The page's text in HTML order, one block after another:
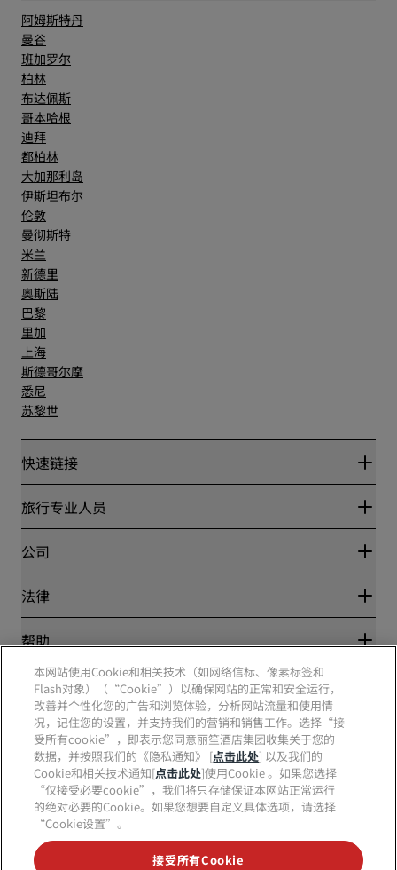
阿姆斯特丹
曼谷
班加罗尔
柏林
布达佩斯
哥本哈根
迪拜
都柏林
大加那利岛
伊斯坦布尔
伦敦
曼彻斯特
米兰
新德里
奥斯陆
巴黎
里加
上海
斯德哥尔摩
悉尼
苏黎世
快速链接
丽赏会
Blog
目的地
丽笙酒店集团APP
体育认证酒店
家庭友好型酒店
旅行专业人员
合作伙伴
公司
丽笙酒店集团
工作机会 RHG
工作机会 PPHE
工作机会 EHL
The Club by RHG
发展机会
责任经营
采购
法律
隐私中心
丽赏会条款和条件
网站使用协议
数字无障碍
现代奴隶制声明
帮助
消费者警示
联系方式
常见问题
网站地图
社交媒体
丽笙酒店集团品牌
本网站使用Cookie和相关技术（如网络信标、像素标签和
Flash对象）（“Cookie”）以确保网站的正常和安全运行，
改善并个性化您的广告和浏览体验，分析网站流量和使用情
况，记住您的设置，并支持我们的营销和销售工作。选择“接
受所有cookie”，即表示您同意丽笙酒店集团收集关于您的
数据，并按照我们的《隐私通知》 [点击此处] 以及我们的
Cookie和相关技术通知[点击此处]使用Cookie 。如果您选择
“仅接受必要cookie”，我们将只存储保证本网站正常运行
的绝对必要的Cookie。如果您想要自定义具体选项，请选择
“Cookie设置”。
接受所有Cookie